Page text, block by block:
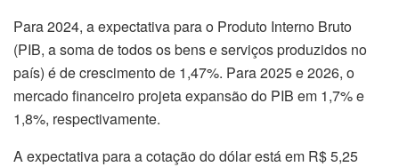
Para 2024, a expectativa para o Produto Interno Bruto
(PIB, a soma de todos os bens e serviços produzidos no
país) é de crescimento de 1,47%. Para 2025 e 2026, o
mercado financeiro projeta expansão do PIB em 1,7% e
1,8%, respectivamente.
A expectativa para a cotação do dólar está em R$ 5,25